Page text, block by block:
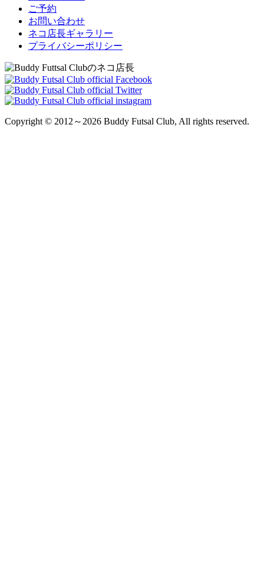
ご予約
お問い合わせ
ネコ店長ギャラリー
プライバシーポリシー
Copyright © 2012～2026 Buddy Futsal Club, All rights reserved.